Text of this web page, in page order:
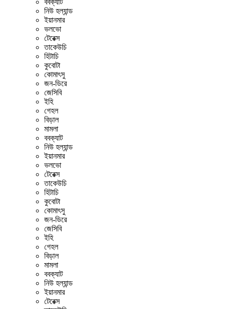
ববক্যাট
নিউ হল্যান্ড
ইয়ানমার
ভলভো
টেরেক্স
তাকেউচি
হিটাচি
কুবোটা
কোমাৎসু
জন-ডিরে
জেসিবি
ইহি
গেহল
বিড়াল
মামলা
ববক্যাট
নিউ হল্যান্ড
ইয়ানমার
ভলভো
টেরেক্স
তাকেউচি
হিটাচি
কুবোটা
কোমাৎসু
জন-ডিরে
জেসিবি
ইহি
গেহল
বিড়াল
মামলা
ববক্যাট
নিউ হল্যান্ড
ইয়ানমার
টেরেক্স